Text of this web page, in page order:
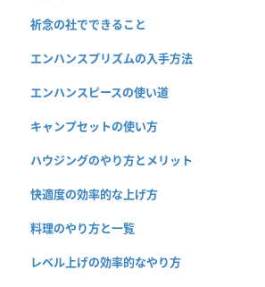
祈念の社でできること
エンハンスプリズムの入手方法
エンハンスピースの使い道
キャンプセットの使い方
ハウジングのやり方とメリット
快適度の効率的な上げ方
料理のやり方と一覧
レベル上げの効率的なやり方